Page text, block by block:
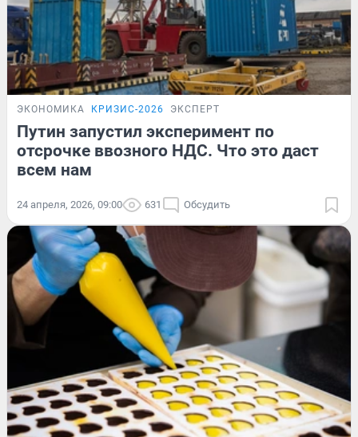
ЭКОНОМИКА КРИЗИС-2026 ЭКСПЕРТ
Путин запустил эксперимент по
отсрочке ввозного НДС. Что это даст
всем нам
24 апреля, 2026, 09:00 631 Обсудить